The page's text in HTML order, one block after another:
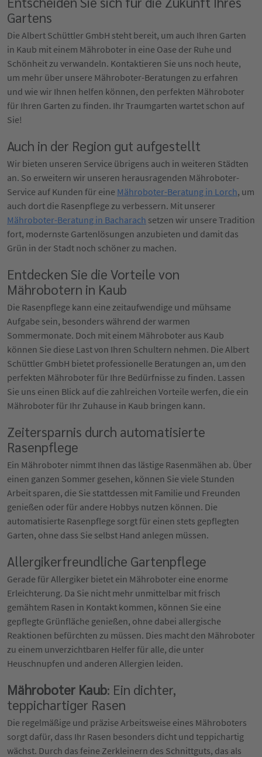
Gartens
Die Albert Schüttler GmbH steht bereit, um auch Ihren Garten
in Kaub mit einem Mähroboter in eine Oase der Ruhe und
Schönheit zu verwandeln. Kontaktieren Sie uns noch heute,
um mehr über unsere Mähroboter-Beratungen zu erfahren
und wie wir Ihnen helfen können, den perfekten Mähroboter
für Ihren Garten zu finden. Ihr Traumgarten wartet schon auf
Sie!
Auch in der Region gut aufgestellt
Wir bieten unseren Service übrigens auch in weiteren Städten
an. So erweitern wir unseren herausragenden Mähroboter-
Service auf Kunden für eine Mähroboter-Beratung in Lorch, um
auch dort die Rasenpflege zu verbessern. Mit unserer
Mähroboter-Beratung in Bacharach setzen wir unsere Tradition
fort, modernste Gartenlösungen anzubieten und damit das
Grün in der Stadt noch schöner zu machen.
Entdecken Sie die Vorteile von
Mährobotern in Kaub
Die Rasenpflege kann eine zeitaufwendige und mühsame
Aufgabe sein, besonders während der warmen
Sommermonate. Doch mit einem Mähroboter aus Kaub
können Sie diese Last von Ihren Schultern nehmen. Die Albert
Schüttler GmbH bietet professionelle Beratungen an, um den
perfekten Mähroboter für Ihre Bedürfnisse zu finden. Lassen
Sie uns einen Blick auf die zahlreichen Vorteile werfen, die ein
Mähroboter für Ihr Zuhause in Kaub bringen kann.
Zeitersparnis durch automatisierte
Rasenpflege
Ein Mähroboter nimmt Ihnen das lästige Rasenmähen ab. Über
einen ganzen Sommer gesehen, können Sie viele Stunden
Arbeit sparen, die Sie stattdessen mit Familie und Freunden
genießen oder für andere Hobbys nutzen können. Die
automatisierte Rasenpflege sorgt für einen stets gepflegten
Garten, ohne dass Sie selbst Hand anlegen müssen.
Allergikerfreundliche Gartenpflege
Gerade für Allergiker bietet ein Mähroboter eine enorme
Erleichterung. Da Sie nicht mehr unmittelbar mit frisch
gemähtem Rasen in Kontakt kommen, können Sie eine
gepflegte Grünfläche genießen, ohne dabei allergische
Reaktionen befürchten zu müssen. Dies macht den Mähroboter
zu einem unverzichtbaren Helfer für alle, die unter
Heuschnupfen und anderen Allergien leiden.
Mähroboter Kaub: Ein dichter,
teppichartiger Rasen
Die regelmäßige und präzise Arbeitsweise eines Mähroboters
sorgt dafür, dass Ihr Rasen besonders dicht und teppichartig
wächst. Durch das feine Zerkleinern des Schnittguts, das als